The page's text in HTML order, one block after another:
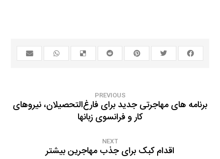
PREVIOUS
برنامه‌ های مهاجرتی جدید برای فارغ‌التحصیلان، نیروهای
کار و فرانسوی زبانها
NEXT
اقدام کبک برای جذب مهاجرین بیشتر